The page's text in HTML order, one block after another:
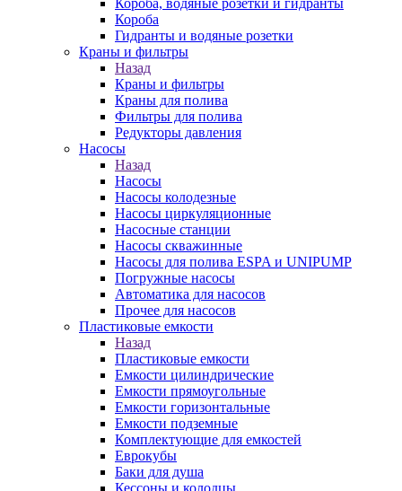
Короба, водяные розетки и гидранты
Короба
Гидранты и водяные розетки
Краны и фильтры
Назад
Краны и фильтры
Краны для полива
Фильтры для полива
Редукторы давления
Насосы
Назад
Насосы
Насосы колодезные
Насосы циркуляционные
Насосные станции
Насосы скважинные
Насосы для полива ESPA и UNIPUMP
Погружные насосы
Автоматика для насосов
Прочее для насосов
Пластиковые емкости
Назад
Пластиковые емкости
Емкости цилиндрические
Емкости прямоугольные
Емкости горизонтальные
Емкости подземные
Комплектующие для емкостей
Еврокубы
Баки для душа
Кессоны и колодцы